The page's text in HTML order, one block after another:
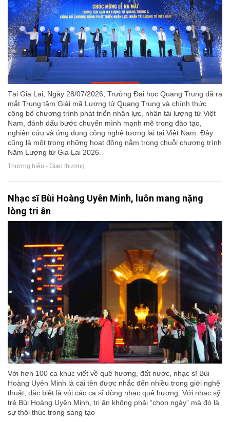
Tại Gia Lai, Ngày 28/07/2026, Trường Đại học Quang Trung đã ra
mắt Trung tâm Giải mã Lượng tử Quang Trung và chính thức
công bố chương trình phát triển nhân lực, nhân tài lượng tử Việt
Nam, đánh dấu bước chuyển mình mạnh mẽ trong đào tạo,
nghiên cứu và ứng dụng công nghệ tương lai tại Việt Nam. Đây
cũng là một trong những hoạt động nằm trong chuỗi chương trình
Năm Lượng tử Gia Lai 2026.
Thương hiệu - Giao thương
Nhạc sĩ Bùi Hoàng Uyên Minh, luôn mang nặng
lòng tri ân
Với hơn 100 ca khúc viết về quê hương, đất nước, nhạc sĩ Bùi
Hoàng Uyên Minh là cái tên được nhắc đến nhiều trong giới nghệ
thuật, đặc biệt là vói các ca sĩ dòng nhạc quê hương. Với nhạc sỹ
trẻ Bùi Hoàng Uyên Minh, tri ân không phải “chọn ngày” mà đó là
sự thôi thúc trong sáng tạo